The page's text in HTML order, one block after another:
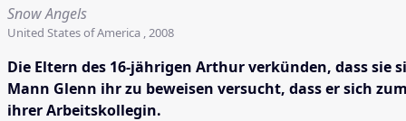
Snow Angels
United States of America , 2008
Die Eltern des 16-jährigen Arthur verkünden, dass
Mann Glenn ihr zu beweisen versucht, dass er sich
ihrer Arbeitskollegin.